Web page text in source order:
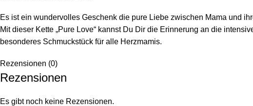
Es ist ein wundervolles Geschenk die pure Liebe zwischen Mama und
Mit dieser Kette „Pure Love“ kannst Du Dir die Erinnerung an die
besonderes Schmuckstück für alle Herzmamis.
Rezensionen (0)
Rezensionen
Es gibt noch keine Rezensionen.